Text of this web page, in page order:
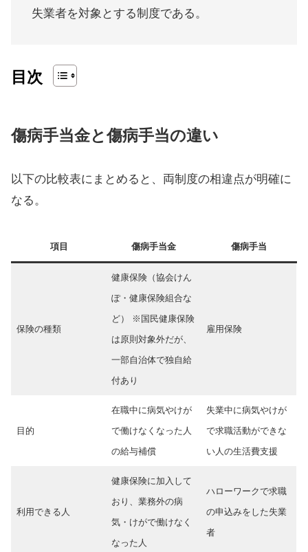
失業者を対象とする制度である。
目次
傷病手当金と傷病手当の違い
以下の比較表にまとめると、両制度の相違点が明確に
なる。
項目 傷病手当金 傷病手当
保険の種類
健康保険（協会けん
ぽ・健康保険組合な
ど） ※国民健康保険
は原則対象外だが、
一部自治体で独自給
付あり
雇用保険
目的
在職中に病気やけが
で働けなくなった人
の給与補償
失業中に病気やけが
で求職活動ができな
い人の生活費支援
利用できる人
健康保険に加入して
おり、業務外の病
気・けがで働けなく
なった人
ハローワークで求職
の申込みをした失業
者